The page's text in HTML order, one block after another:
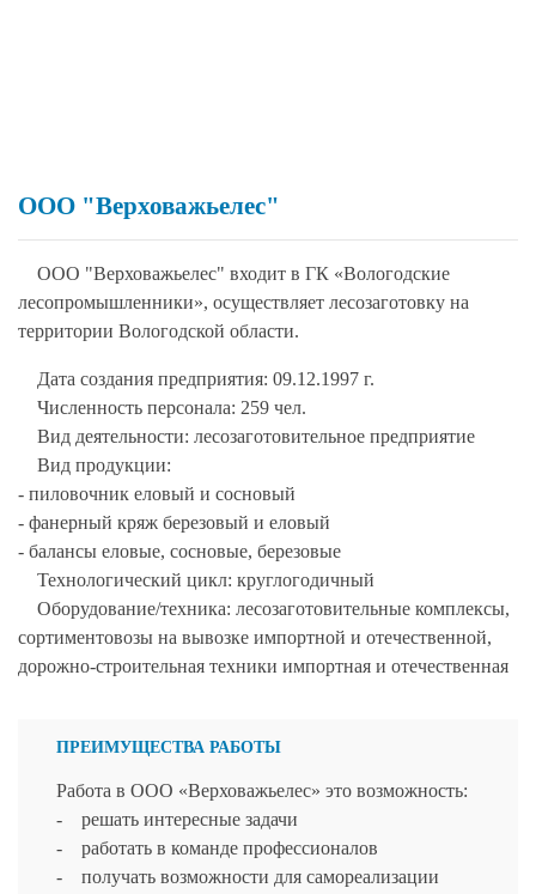
ООО "Верховажьелес"
ООО "Верховажьелес" входит в ГК «Вологодские
лесопромышленники», осуществляет лесозаготовку на
территории Вологодской области.
Дата создания предприятия: 09.12.1997 г.
Численность персонала: 259 чел.
Вид деятельности: лесозаготовительное предприятие
Вид продукции:
- пиловочник еловый и сосновый
- фанерный кряж березовый и еловый
- балансы еловые, сосновые, березовые
Технологический цикл: круглогодичный
Оборудование/техника: лесозаготовительные комплексы,
сортиментовозы на вывозке импортной и отечественной,
дорожно-строительная техники импортная и отечественная
ПРЕИМУЩЕСТВА РАБОТЫ
Работа в ООО «Верховажьелес» это возможность:
- решать интересные задачи
- работать в команде профессионалов
- получать возможности для самореализации